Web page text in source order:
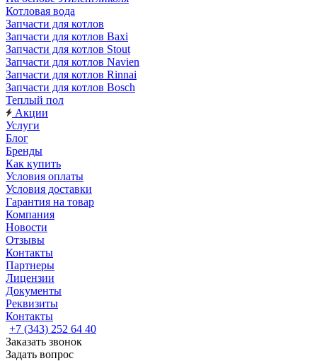
Котловая вода
Запчасти для котлов
Запчасти для котлов Baxi
Запчасти для котлов Stout
Запчасти для котлов Navien
Запчасти для котлов Rinnai
Запчасти для котлов Bosch
Теплый пол
Акции
Услуги
Блог
Бренды
Как купить
Условия оплаты
Условия доставки
Гарантия на товар
Компания
Новости
Отзывы
Контакты
Партнеры
Лицензии
Документы
Реквизиты
Контакты
+7 (343) 252 64 40
Заказать звонок
Задать вопрос